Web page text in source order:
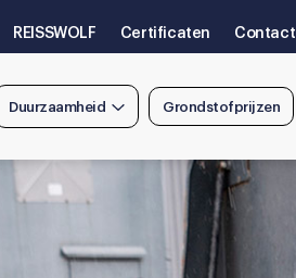
REISSWOLF Certificaten Contact
Duurzaamheid Grondstofprijzen